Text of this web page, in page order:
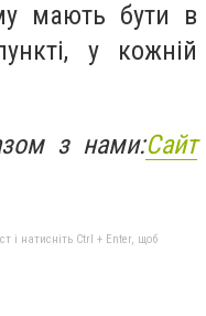
мають бути в
у кожній
з нами:Сайт
і натисніть Ctrl + Enter, щоб